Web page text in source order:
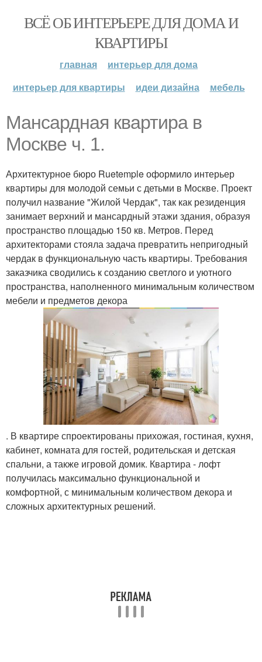
ВСЁ ОБ ИНТЕРЬЕРЕ ДЛЯ ДОМА И
КВАРТИРЫ
главная
интерьер для дома
интерьер для квартиры
идеи дизайна мебель
Мансардная квартира в
Москве ч. 1.
Архитектурное бюро Ruetemple оформило интерьер
квартиры для молодой семьи с детьми в Москве. Проект
получил название "Жилой Чердак", так как резиденция
занимает верхний и мансардный этажи здания, образуя
пространство площадью 150 кв. Метров. Перед
архитекторами стояла задача превратить непригодный
чердак в функциональную часть квартиры. Требования
заказчика сводились к созданию светлого и уютного
пространства, наполненного минимальным количеством
мебели и предметов декора
. В квартире спроектированы прихожая, гостиная, кухня,
кабинет, комната для гостей, родительская и детская
спальни, а также игровой домик. Квартира - лофт
получилась максимально функциональной и
комфортной, с минимальным количеством декора и
сложных архитектурных решений.